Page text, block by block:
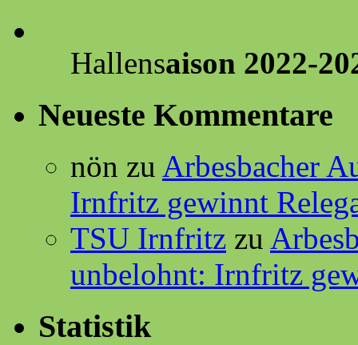
Hallensaison 2022-
Neueste Kommentare
nön zu Arbesbacher
Irnfritz gewinnt
TSU Irnfritz zu
unbelohnt: Irnfritz
Statistik